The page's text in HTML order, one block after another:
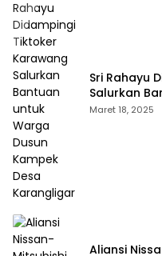
Sri Rahayu
Salurkan
Kampek
Maret 18, 2025
Aliansi